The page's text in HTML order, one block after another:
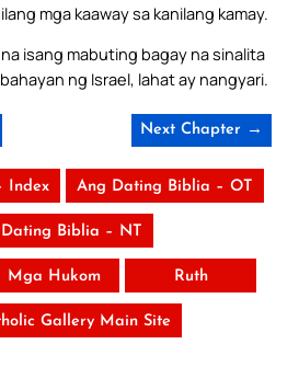
mga kaaway sa kanilang kamay.
isang mabuting bagay na sinalita
ng Israel, lahat ay nangyari.
Next Chapter →
Index Ang Dating Biblia – OT
Biblia – NT
Mga Hukom Ruth
Gallery Main Site